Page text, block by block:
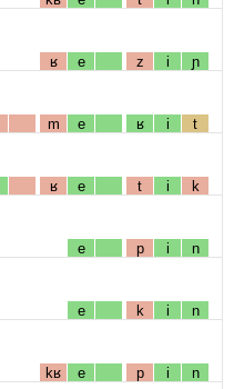
ʁ e z i ɲ
m e ʁ i t
ʁ e t i k
e p i n
e k i n
kʁ e p i n